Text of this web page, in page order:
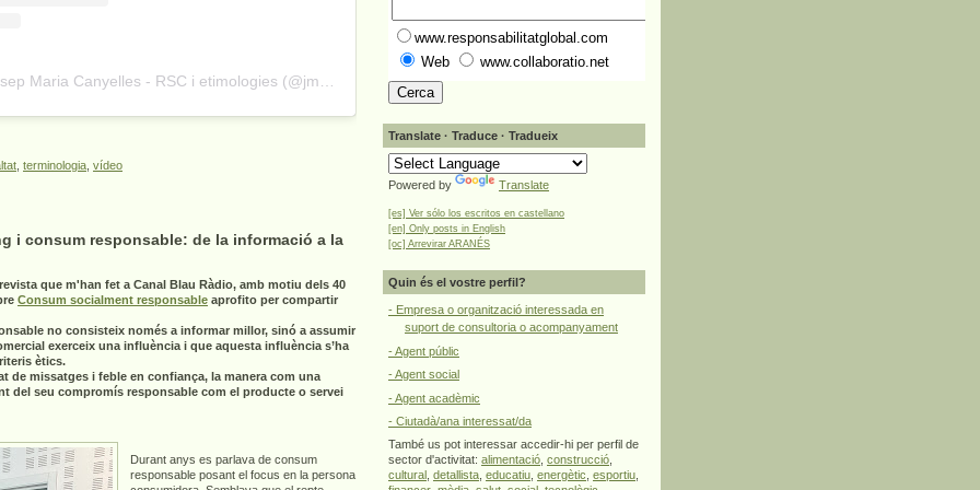
A post shared by Josep Maria Canyelles - RSC i etimologies (@jmcanyelles)
terminologia vídeo
i consum responsable: de la informació a la
que m'han fet a Canal Blau Ràdio, amb motiu dels 40
Consum socialment responsable aprofito per compartir
no consisteix només a informar millor, sinó a assumir
exerceix una influència i que aquesta influència s’ha
ètics.
de missatges i feble en confiança, la manera com una
del seu compromís responsable com el producte o servei
Durant anys es parlava de consum
responsable posant el focus en la persona
www.responsabilitatglobal.com
Web
www.collaboratio.net
Translate · Traduce · Tradueix
Powered by Translate
[es] Ver sólo los escritos en castellano
[en] Only posts in English
[oc] Arrevirar ARANÉS
Quin és el vostre perfil?
- Empresa o organització interessada en
suport de consultoria o acompanyament
- Agent públic
- Agent social
- Agent acadèmic
- Ciutadà/ana interessat/da
També us pot interessar accedir-hi per perfil de
sector d'activitat: alimentació construcció
cultural detallista educatiu energètic esportiu